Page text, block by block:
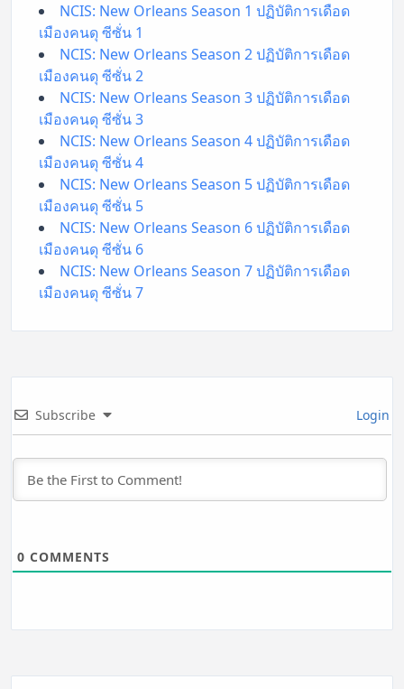
NCIS: New Orleans Season 1 ปฏิบัติการเดือด
เมืองคนดุ ซีซั่น 1
NCIS: New Orleans Season 2 ปฏิบัติการเดือด
เมืองคนดุ ซีซั่น 2
NCIS: New Orleans Season 3 ปฏิบัติการเดือด
เมืองคนดุ ซีซั่น 3
NCIS: New Orleans Season 4 ปฏิบัติการเดือด
เมืองคนดุ ซีซั่น 4
NCIS: New Orleans Season 5 ปฏิบัติการเดือด
เมืองคนดุ ซีซั่น 5
NCIS: New Orleans Season 6 ปฏิบัติการเดือด
เมืองคนดุ ซีซั่น 6
NCIS: New Orleans Season 7 ปฏิบัติการเดือด
เมืองคนดุ ซีซั่น 7
Subscribe Login
0 COMMENTS